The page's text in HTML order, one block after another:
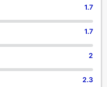
バスルームも同様に重要
もあります。 食事に出かけ
る魅力的な料理の選択肢を
Hotel Bhawani villaで楽しめ
。 敷地内の便利な場所にあ
の冬を体験しましょう。運
施設のフィットネスセンタ
1.7
1.7
2
2.3